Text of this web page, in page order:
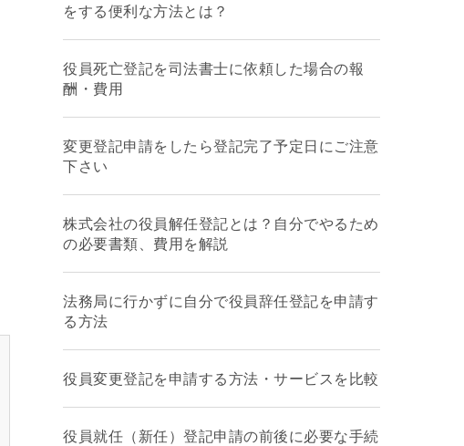
をする便利な方法とは？
役員死亡登記を司法書士に依頼した場合の報
酬・費用
変更登記申請をしたら登記完了予定日にご注意
下さい
株式会社の役員解任登記とは？自分でやるため
の必要書類、費用を解説
法務局に行かずに自分で役員辞任登記を申請す
る方法
役員変更登記を申請する方法・サービスを比較
役員就任（新任）登記申請の前後に必要な手続